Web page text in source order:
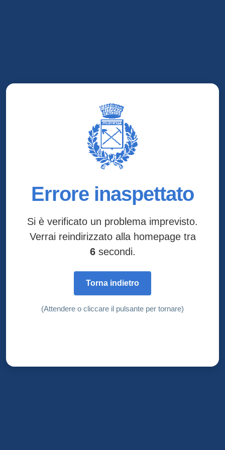
Errore inaspettato
Si è verificato un problema imprevisto.
Verrai reindirizzato alla homepage tra
6secondi.
Torna indietro
(Attendere o cliccare il pulsante per tornare)